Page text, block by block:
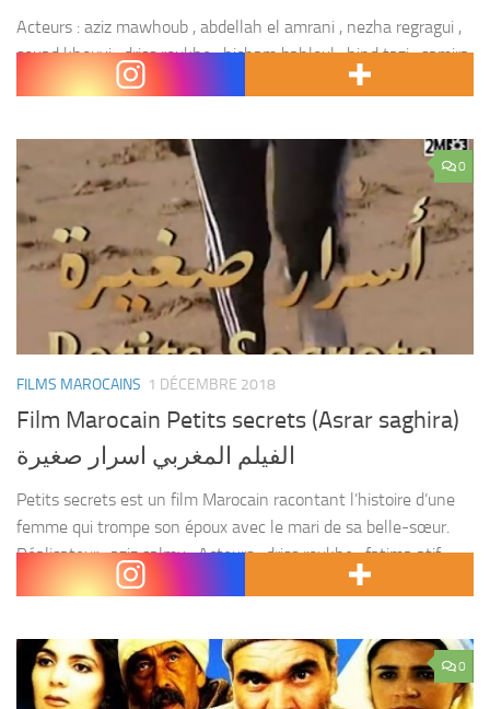
Acteurs : aziz mawhoub , abdellah el amrani , nezha regragui ,
souad khouyi , driss roukhe , hicham bahloul , hind tazi , samira
fadel , mohamed khadi , abdellatif chakara . Réalisateur...
0
FILMS MAROCAINS 1 DÉCEMBRE 2018
Film Marocain Petits secrets (Asrar saghira)
الفيلم المغربي اسرار صغيرة
Petits secrets est un film Marocain racontant l’histoire d’une
femme qui trompe son époux avec le mari de sa belle-sœur.
Réalisateur : aziz salmy . Acteurs : driss roukhe , fatima atif ,
mohamed...
0